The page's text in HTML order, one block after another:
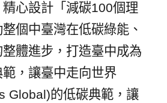
心設計「減碳100個理
個中臺灣在低碳綠能、
體進步，打造臺中成為
，讓臺中走向世界
Global)的低碳典範，讓